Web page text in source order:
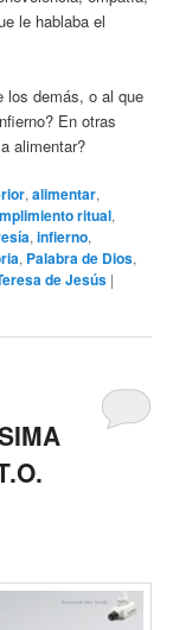
le hablaba el
los demás, o al que
En otras
alimentar?
,alimentar,
ritual,
,infierno,
, Palabra de Dios,
de Jesús |